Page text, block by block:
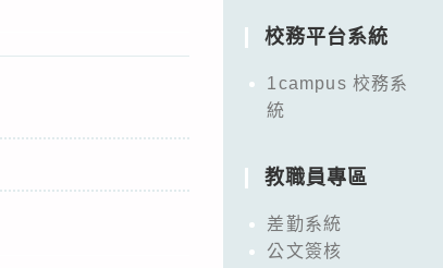
校務平台系統
1campus 校務系
統
教職員專區
差勤系統
公文簽核